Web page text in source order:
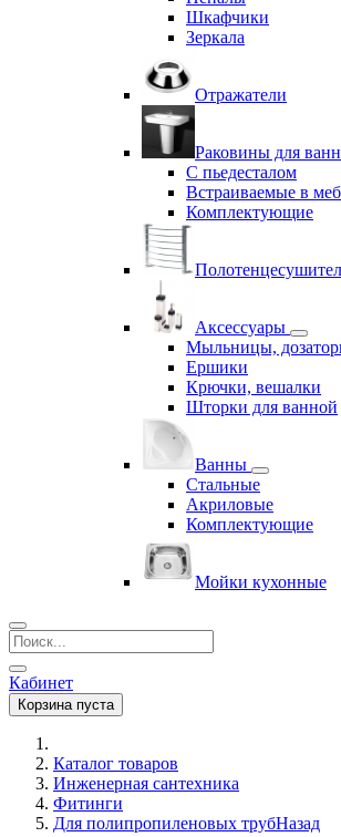
Шкафчики
Зеркала
Отражатели
Раковины для
С пьедесталом
Встраиваемые в
Комплектующие
Аксессуары
Мыльницы,
Ершики
Крючки, вешалки
Шторки для ванной
Ванны
Стальные
Акриловые
Комплектующие
Мойки кухонные
Кабинет
Корзина пуста
Каталог товаров
Инженерная сантехника
Фитинги
Для полипропиленовых трубНазад